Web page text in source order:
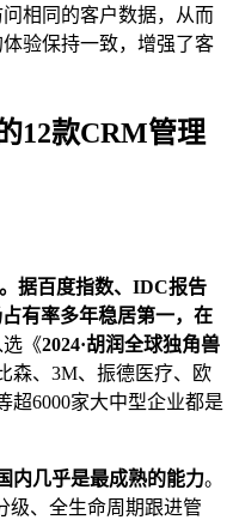
相同的客户数据，从而
验保持一致，增强了客
12款CRM管理
。据百度指数、IDC报告
有率多年稳居第一，在
《2024·胡润全球独角兽
森、3M、振德医疗、欧
超6000家大中型企业都是
内几乎是最成熟的能力。
级、全生命周期跟进管